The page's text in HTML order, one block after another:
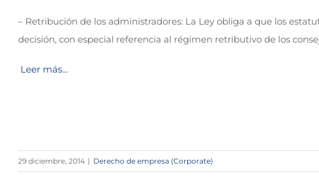
– Retribución de los administradores: La Ley obliga a que los
decisión, con especial referencia al régimen retributivo de los
Leer más…
29 diciembre, 2014 | Derecho de empresa (Corporate)